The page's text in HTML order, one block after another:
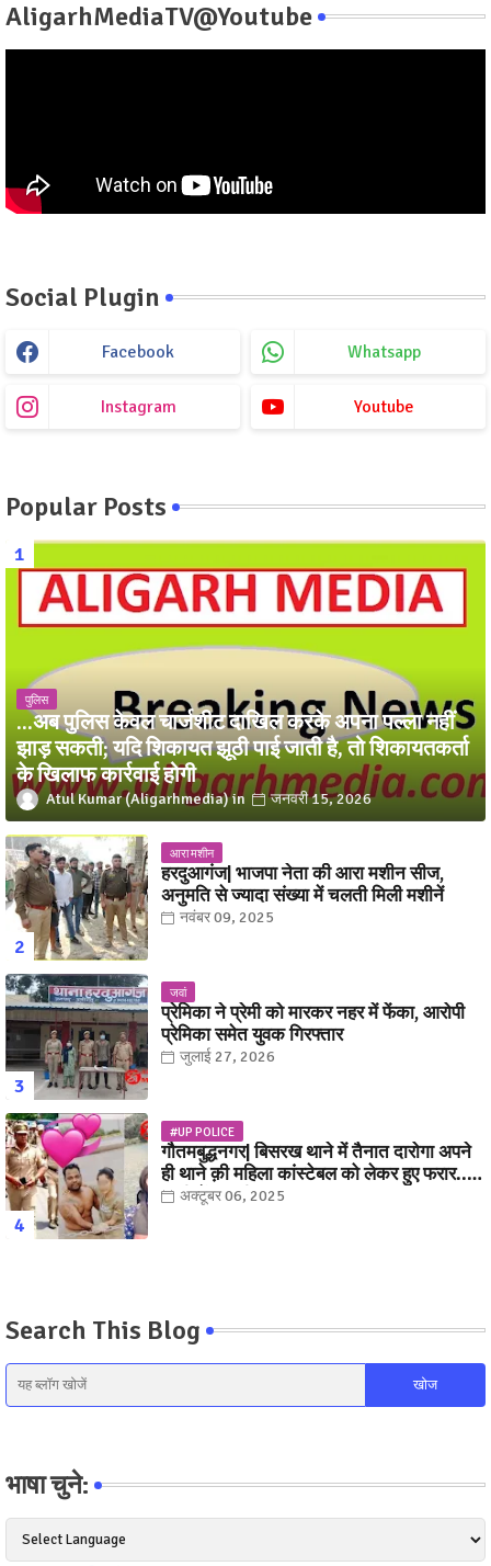
AligarhMediaTV@Youtube
Social Plugin
Facebook Whatsapp
Instagram Youtube
Popular Posts
पुलिस
...अब पुलिस केवल चार्जशीट दाखिल करके अपना पल्ला नहीं
झाड़ सकती; यदि शिकायत झूठी पाई जाती है, तो शिकायतकर्ता
के खिलाफ कार्रवाई होगी
Atul Kumar (Aligarhmedia) जनवरी 15, 2026
आरा मशीन
हरदुआगंज| भाजपा नेता की आरा मशीन सीज,
अनुमति से ज्यादा संख्या में चलती मिली मशीनें
नवंबर 09, 2025
जवां
प्रेमिका ने प्रेमी को मारकर नहर में फेंका, आरोपी
प्रेमिका समेत युवक गिरफ्तार
जुलाई 27, 2026
#UP POLICE
गौतमबुद्धनगर| बिसरख थाने में तैनात दारोगा अपने
ही थाने क़ी महिला कांस्टेबल को लेकर हुए फरार...
पत्नी नें कर दी रार!
अक्टूबर 06, 2025
Search This Blog
भाषा चुने: